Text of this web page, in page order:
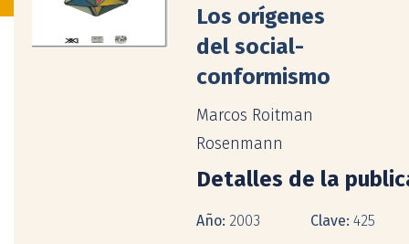
Los orígenes
del social-
conformismo
Marcos Roitman
Rosenmann
Detalles de la
Año: 2003 Clave: 425